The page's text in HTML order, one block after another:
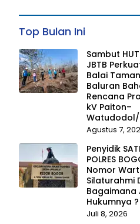
Top Bulan Ini
Sambut HUT
JBTB
Balai
Baluran
Rencana
kV Paiton–
Agustus 7,
Penyidik
POLRES
Nomor
Silaturahmi
Bagaimana
Hukumnya ?
Juli 8, 2026